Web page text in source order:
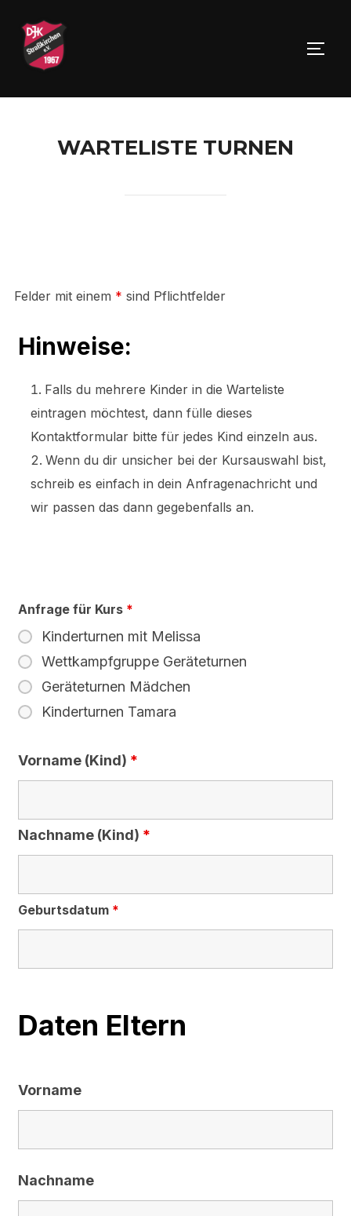
Inhalten
springen
WARTELISTE TURNEN
Felder mit einem * sind Pflichtfelder
Hinweise:
Falls du mehrere Kinder in die Warteliste
eintragen möchtest, dann fülle dieses
Kontaktformular bitte für jedes Kind einzeln aus.
Wenn du dir unsicher bei der Kursauswahl bist,
schreib es einfach in dein Anfragenachricht und
wir passen das dann gegebenfalls an.
Anfrage für Kurs *
Kinderturnen mit Melissa
Wettkampfgruppe Geräteturnen
Geräteturnen Mädchen
Kinderturnen Tamara
Vorname (Kind) *
Nachname (Kind) *
Geburtsdatum *
Daten Eltern
Vorname
Nachname